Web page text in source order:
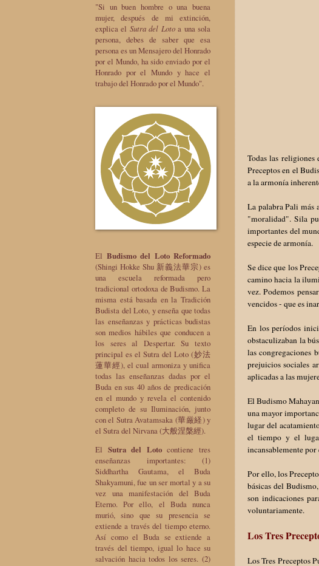
Todas las religiones
Preceptos en el
a la armonía
La palabra Pali más
"moralidad". Sila
importantes del
especie de armonía.
Se dice que los
camino hacia la
vez. Podemos
vencidos - que es
En los períodos
obstaculizaban la
las congregaciones
prejuicios sociales
aplicadas a las
El Budismo
una mayor
lugar del
el tiempo y el
incansablemente
Por ello, los
básicas del
son indicaciones
voluntariamente.
Los Tres
Los Tres Preceptos
"Si un buen hombre o una buena
mujer, después de mi extinción,
explica el Sutra del Lotoa una sola
persona, debes de saber que esa
persona es un Mensajero del Honrado
por el Mundo, ha sido enviado por el
Honrado por el Mundo y hace el
trabajo del Honrado por el Mundo".
El Budismo del Loto Reformado
(Shingi Hokke Shu 新義法華宗) es
una escuela reformada pero
tradicional ortodoxa de Budismo. La
misma está basada en la Tradición
Budista del Loto, y enseña que todas
las enseñanzas y prácticas budistas
son medios hábiles que conducen a
los seres al Despertar. Su texto
principal es el Sutra del Loto (妙法
蓮華經), el cual armoniza y unifica
todas las enseñanzas dadas por el
Buda en sus 40 años de predicación
en el mundo y revela el contenido
completo de su Iluminación, junto
con el Sutra Avatamsaka (華厳経) y
el Sutra del Nirvana (大般涅槃經).
El Sutra del Lotocontiene tres
enseñanzas importantes: (1)
Siddhartha Gautama, el Buda
Shakyamuni, fue un ser mortal y a su
vez una manifestación del Buda
Eterno. Por ello, el Buda nunca
murió, sino que su presencia se
extiende a través del tiempo eterno.
Así como el Buda se extiende a
través del tiempo, igual lo hace su
salvación hacia todos los seres. (2)